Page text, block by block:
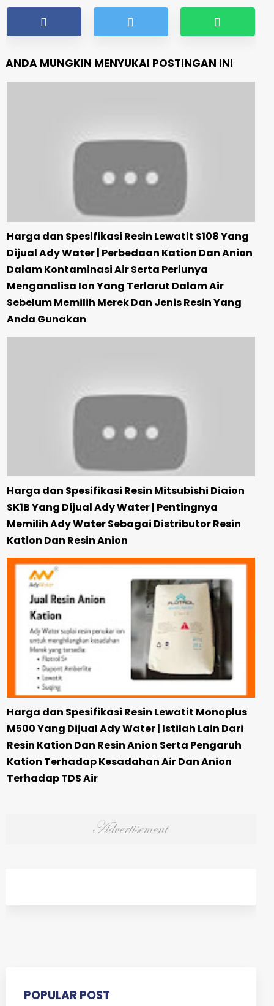
ANDA MUNGKIN MENYUKAI POSTINGAN INI
Harga dan Spesifikasi Resin Lewatit S108 Yang
Dijual Ady Water | Perbedaan Kation Dan Anion
Dalam Kontaminasi Air Serta Perlunya
Menganalisa Ion Yang Terlarut Dalam Air
Sebelum Memilih Merek Dan Jenis Resin Yang
Anda Gunakan
Harga dan Spesifikasi Resin Mitsubishi Diaion
SK1B Yang Dijual Ady Water | Pentingnya
Memilih Ady Water Sebagai Distributor Resin
Kation Dan Resin Anion
Harga dan Spesifikasi Resin Lewatit Monoplus
M500 Yang Dijual Ady Water | Istilah Lain Dari
Resin Kation Dan Resin Anion Serta Pengaruh
Kation Terhadap Kesadahan Air Dan Anion
Terhadap TDS Air
POPULAR POST